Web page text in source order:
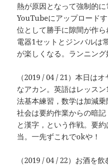
熱が原因となって強制的
YouTubeにアップロード
位として勝手に隙間が作
電器1セットとジンバルは
が楽しくなる。ランニング
（2019 / 04 / 21）本日は
なアカン。英語はレッス
法基本練習，数学は加減
社会は要約作業からの暗
と漢字，という作戦。要
当。一先ずこれでokや！
（2019 / 04 / 22）お酒を